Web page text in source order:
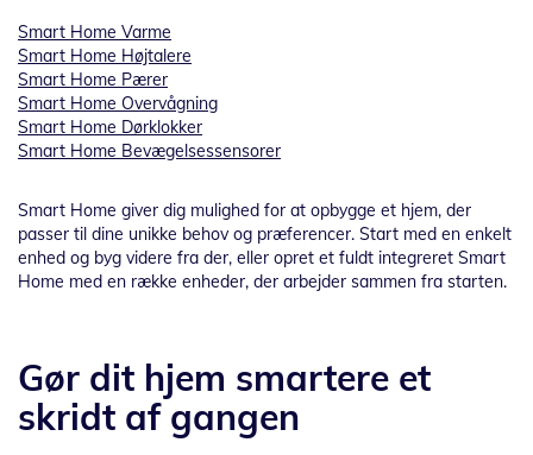
Smart Home Varme
Smart Home Højtalere
Smart Home Pærer
Smart Home Overvågning
Smart Home Dørklokker
Smart Home Bevægelsessensorer
Smart Home giver dig mulighed for at opbygge et hjem, der
passer til dine unikke behov og præferencer. Start med en enkelt
enhed og byg videre fra der, eller opret et fuldt integreret Smart
Home med en række enheder, der arbejder sammen fra starten.
Gør dit hjem smartere et
skridt af gangen